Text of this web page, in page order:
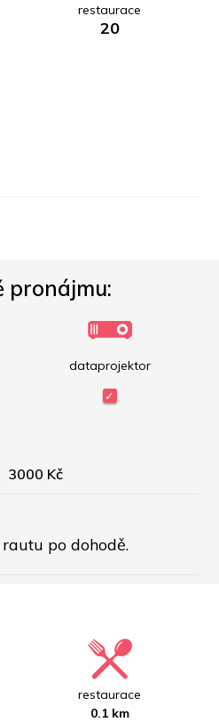
restaurace
20
pronájmu:
dataprojektor
3000 Kč
po dohodě.
restaurace
0.1 km